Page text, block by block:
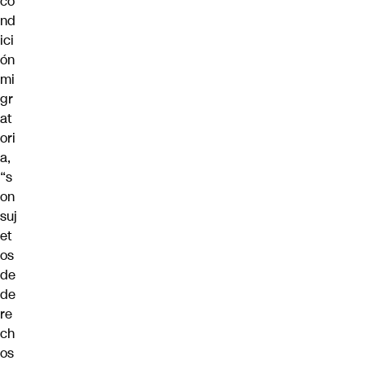
nd
ici
ón
mi
gr
at
ori
a,
“s
on
suj
et
os
de
de
re
ch
os